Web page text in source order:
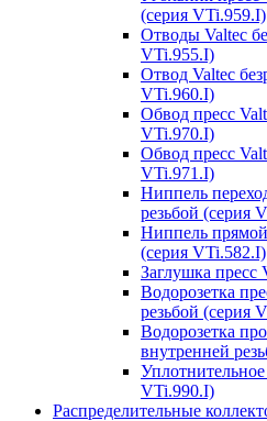
(серия VTi.959.I)
Отводы Valtec
VTi.955.I)
Отвод Valtec
VTi.960.I)
Обвод пресс
VTi.970.I)
Обвод пресс
VTi.971.I)
Ниппель
резьбой (серия
Ниппель
(серия VTi.582.I)
Заглушка пресс
Водорозетка
резьбой (серия
Водорозетка
внутренней
VTi.990.I)
Распределительные